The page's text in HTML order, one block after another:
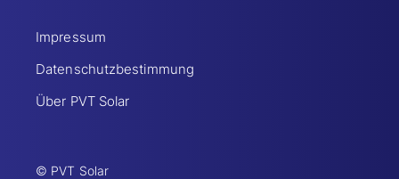
Impressum
Datenschutzbestimmung
Über PVT Solar
© PVT Solar